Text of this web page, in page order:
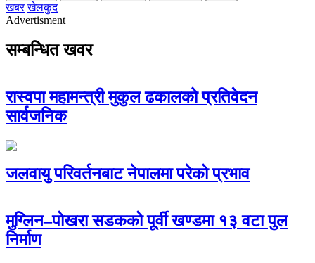
खबर खेलकुद
Advertisment
सम्बन्धित खवर
रास्वपा महामन्त्री मुकुल ढकालको प्रतिवेदन
सार्वजनिक
जलवायु परिवर्तनबाट नेपालमा परेको प्रभाव
मुग्लिन–पोखरा सडकको पूर्वी खण्डमा १३ वटा पुल
निर्माण